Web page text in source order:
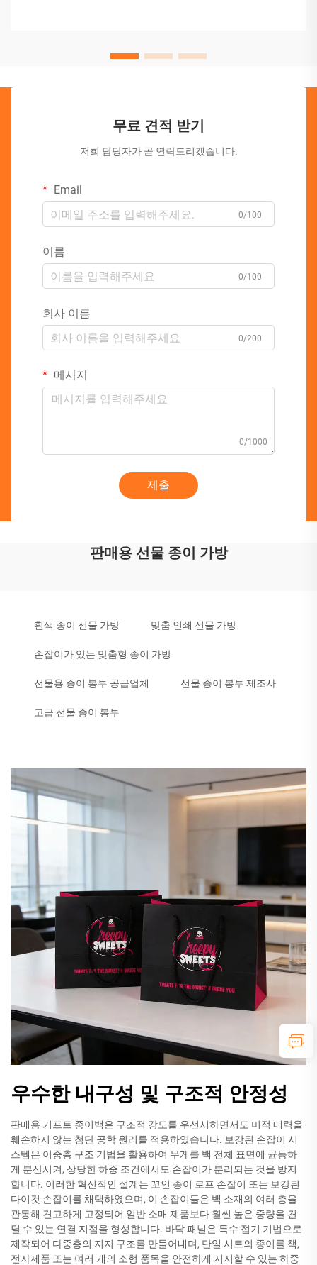
무료 견적 받기
저희 담당자가 곧 연락드리겠습니다.
Email
0/100
이름
0/100
회사 이름
0/200
메시지
0/1000
제출
판매용 선물 종이 가방
흰색 종이 선물 가방 맞춤 인쇄 선물 가방
손잡이가 있는 맞춤형 종이 가방
선물용 종이 봉투 공급업체 선물 종이 봉투 제조사
고급 선물 종이 봉투
우수한 내구성 및 구조적 안정성
판매용 기프트 종이백은 구조적 강도를 우선시하면서도 미적 매력을
훼손하지 않는 첨단 공학 원리를 적용하였습니다. 보강된 손잡이 시
스템은 이중층 구조 기법을 활용하여 무게를 백 전체 표면에 균등하
게 분산시켜, 상당한 하중 조건에서도 손잡이가 분리되는 것을 방지
합니다. 이러한 혁신적인 설계는 꼬인 종이 로프 손잡이 또는 보강된
다이컷 손잡이를 채택하였으며, 이 손잡이들은 백 소재의 여러 층을
관통해 견고하게 고정되어 일반 소매 제품보다 훨씬 높은 중량을 견
딜 수 있는 연결 지점을 형성합니다. 바닥 패널은 특수 접기 기법으로
제작되어 다중층의 지지 구조를 만들어내며, 단일 시트의 종이를 책,
전자제품 또는 여러 개의 소형 품목을 안전하게 지지할 수 있는 하중